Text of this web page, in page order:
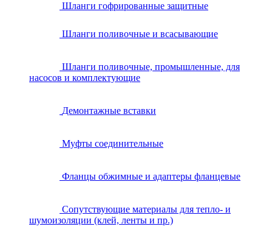
Шланги гофрированные защитные
Шланги поливочные и всасывающие
Шланги поливочные, промышленные, для
насосов и комплектующие
Демонтажные вставки
Муфты соединительные
Фланцы обжимные и адаптеры фланцевые
Сопутствующие материалы для тепло- и
шумоизоляции (клей, ленты и пр.)